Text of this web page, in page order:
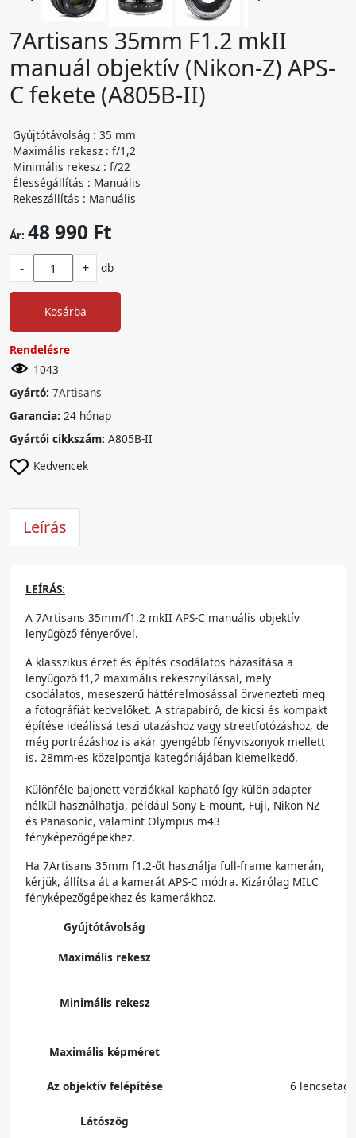
7Artisans 35mm F1.2 mkII
manuál objektív (Nikon-Z) APS-
C fekete (A805B-II)
Gyújtótávolság : 35 mm
Maximális rekesz : f/1,2
Minimális rekesz : f/22
Élességállítás : Manuális
Rekeszállítás : Manuális
Ár: 48 990 Ft
- + db
Kosárba
Rendelésre
1043
Gyártó: 7Artisans
Garancia: 24 hónap
Gyártói cikkszám: A805B-II
Kedvencek
Leírás
LEÍRÁS:
A 7Artisans 35mm/f1,2 mkII APS-C manuális objektív
lenyűgöző fényerővel.
A klasszikus érzet és építés csodálatos házasítása a
lenyűgöző f1,2 maximális rekesznyílással, mely
csodálatos, meseszerű háttérelmosással örvenezteti meg
a fotográfiát kedvelőket. A strapabíró, de kicsi és kompakt
építése ideálissá teszi utazáshoz vagy streetfotózáshoz, de
még portrézáshoz is akár gyengébb fényviszonyok mellett
is. 28mm-es közelpontja kategóriájában kiemelkedő.
Különféle bajonett-verziókkal kapható így külön adapter
nélkül használhatja, például Sony E-mount, Fuji, Nikon NZ
és Panasonic, valamint Olympus m43
fényképezőgépekhez.
Ha 7Artisans 35mm f1.2-őt használja full-frame kamerán,
kérjük, állítsa át a kamerát APS-C módra. Kizárólag MILC
fényképezőgépekhez és kamerákhoz.
Gyújtótávolság
Maximális rekesz
Minimális rekesz
Maximális képméret
Az objektív felépítése 6 lencsetag
Látószög